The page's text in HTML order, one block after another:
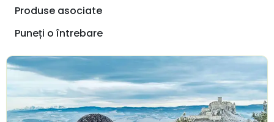
Produse asociate
Puneți o întrebare